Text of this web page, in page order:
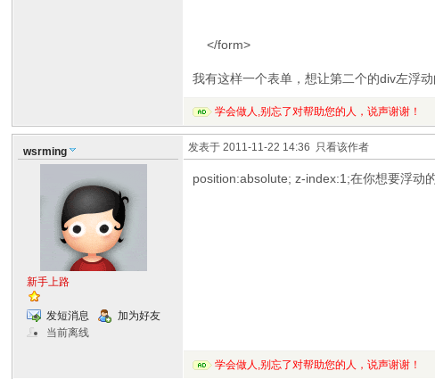
</form>
我有这样一个表单，想让第二个的div左浮
学会做人,别忘了对帮助您的人，说声谢谢！
wsrming
新手上路
发短消息
加为好友
当前离线
发表于 2011-11-22 14:36 只看该作者
position:absolute; z-index:1;在你想要浮动
学会做人,别忘了对帮助您的人，说声谢谢！